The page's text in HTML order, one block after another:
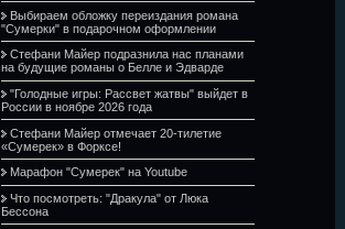
Выбираем обложку переиздания романа
"Сумерки" в подарочном оформлении
Стефани Майер подразнила нас планами
на будущие романы о Белле и Эдварде
"Голодные игры: Рассвет жатвы" выйдет в
России в ноябре 2026 года
Стефани Майер отмечает 20-тилетие
«Сумерек» в Форксе!
Марафон "Сумерек" на Youtube
Что посмотреть: "Дракула" от Люка
Бессона